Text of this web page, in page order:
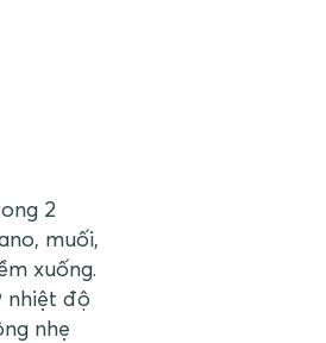
2
muối,
xuống.
nhiệt độ
nhẹ